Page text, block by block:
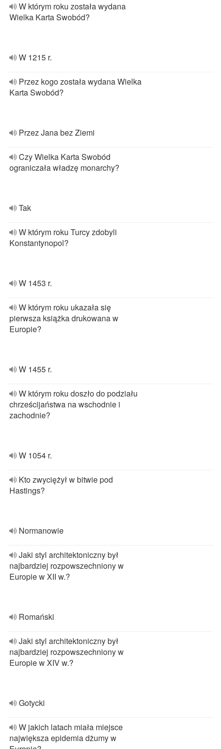
W którym roku została wydana
Wielka Karta Swobód?
W 1215 r.
Przez kogo została wydana Wielka
Karta Swobód?
Przez Jana bez Ziemi
Czy Wielka Karta Swobód
ograniczała władzę monarchy?
Tak
W którym roku Turcy zdobyli
Konstantynopol?
W 1453 r.
W którym roku ukazała się
pierwsza książka drukowana w
Europie?
W 1455 r.
W którym roku doszło do podziału
chrześcijaństwa na wschodnie i
zachodnie?
W 1054 r.
Kto zwyciężył w bitwie pod
Hastings?
Normanowie
Jaki styl architektoniczny był
najbardziej rozpowszechniony w
Europie w XII w.?
Romański
Jaki styl architektoniczny był
najbardziej rozpowszechniony w
Europie w XIV w.?
Gotycki
W jakich latach miała miejsce
największa epidemia dżumy w